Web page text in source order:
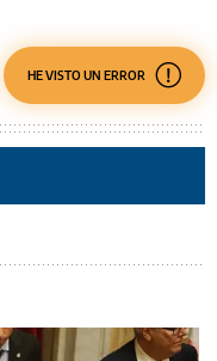
HE VISTO UN ERROR